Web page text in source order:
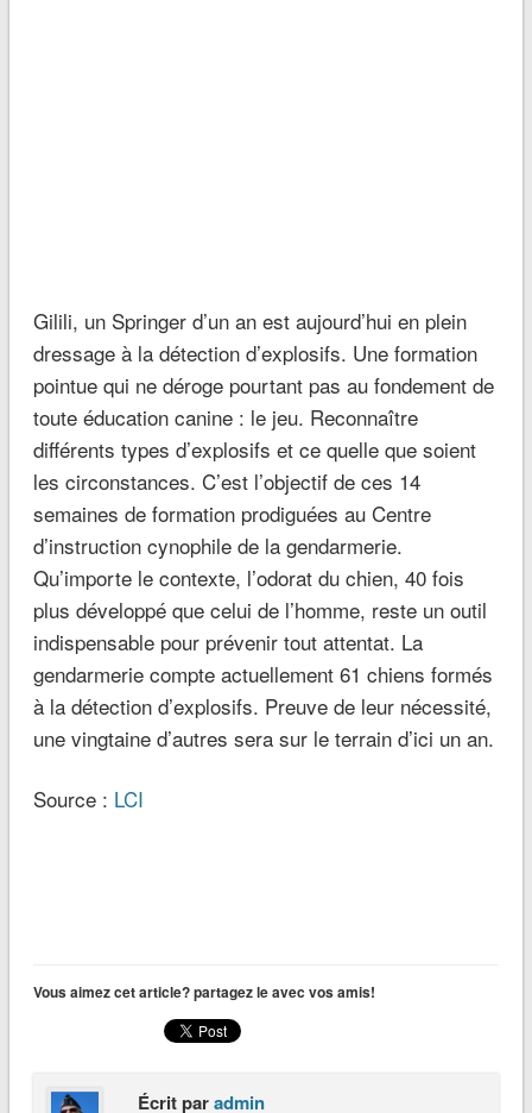
Gilili, un Springer d’un an est aujourd’hui en plein
dressage à la détection d’explosifs. Une formation
pointue qui ne déroge pourtant pas au fondement de
toute éducation canine : le jeu. Reconnaître
différents types d’explosifs et ce quelle que soient
les circonstances. C’est l’objectif de ces 14
semaines de formation prodiguées au Centre
d’instruction cynophile de la gendarmerie.
Qu’importe le contexte, l’odorat du chien, 40 fois
plus développé que celui de l’homme, reste un outil
indispensable pour prévenir tout attentat. La
gendarmerie compte actuellement 61 chiens formés
à la détection d’explosifs. Preuve de leur nécessité,
une vingtaine d’autres sera sur le terrain d’ici un an.
Source : LCI
Vous aimez cet article? partagez le avec vos amis!
Écrit paradmin